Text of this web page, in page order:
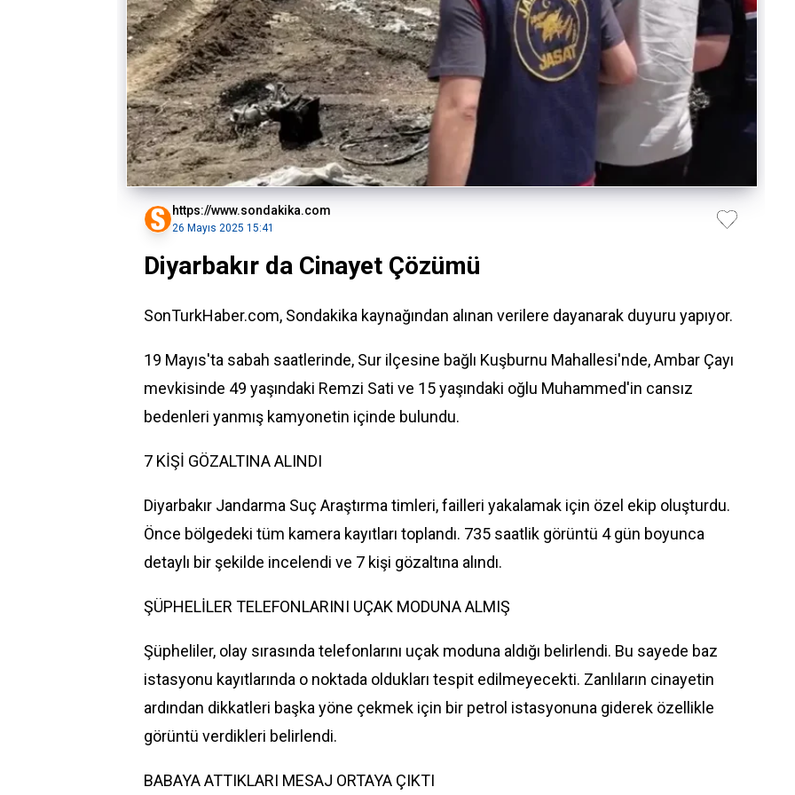
https://www.sondakika.com
26 Mayıs 2025 15:41
Diyarbakır da Cinayet Çözümü
SonTurkHaber.com, Sondakika kaynağından alınan verilere dayanarak duyuru yapıyor.
19 Mayıs'ta sabah saatlerinde, Sur ilçesine bağlı Kuşburnu Mahallesi'nde, Ambar Çayı
mevkisinde 49 yaşındaki Remzi Sati ve 15 yaşındaki oğlu Muhammed'in cansız
bedenleri yanmış kamyonetin içinde bulundu.
7 KİŞİ GÖZALTINA ALINDI
Diyarbakır Jandarma Suç Araştırma timleri, failleri yakalamak için özel ekip oluşturdu.
Önce bölgedeki tüm kamera kayıtları toplandı. 735 saatlik görüntü 4 gün boyunca
detaylı bir şekilde incelendi ve 7 kişi gözaltına alındı.
ŞÜPHELİLER TELEFONLARINI UÇAK MODUNA ALMIŞ
Şüpheliler, olay sırasında telefonlarını uçak moduna aldığı belirlendi. Bu sayede baz
istasyonu kayıtlarında o noktada oldukları tespit edilmeyecekti. Zanlıların cinayetin
ardından dikkatleri başka yöne çekmek için bir petrol istasyonuna giderek özellikle
görüntü verdikleri belirlendi.
BABAYA ATTIKLARI MESAJ ORTAYA ÇIKTI